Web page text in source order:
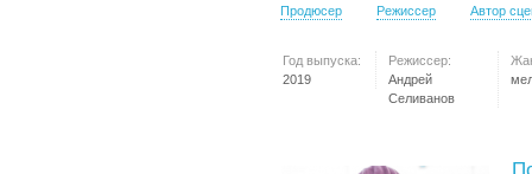
Продюсер Режиссер Автор
Год выпуска:
2019
Режиссер:
Андрей
Селиванов